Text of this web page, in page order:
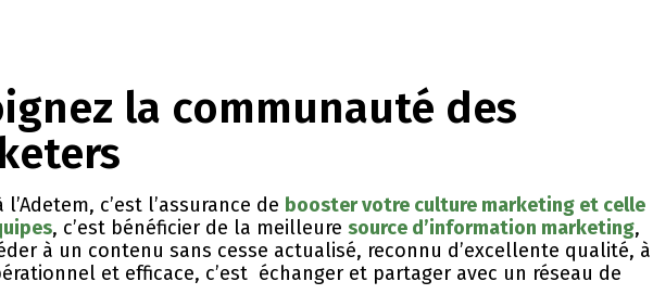
la communauté des
l’Adetem, c’est l’assurance de booster votre culture marketing et celle
, c’est bénéficier de la meilleuresource d’information marketing,
à un contenu sans cesse actualisé, reconnu d’excellente qualité, ​à
et efficace, c’est échanger et partager avec un réseau de